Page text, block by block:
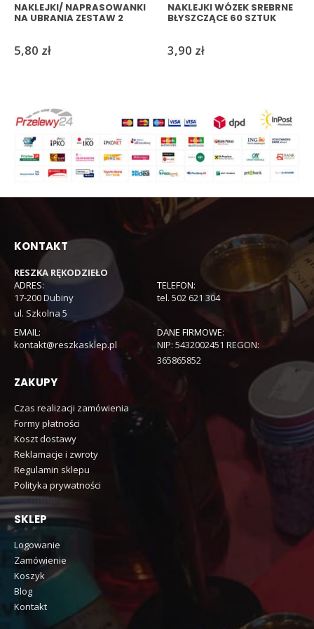
NAKLEJKI/ NAPRASOWANKI
NA UBRANIA ZESTAW 2
5,80 zł
NAKLEJKI WÓZEK SREBRNE
BŁYSZCZĄCE 60 SZTUK
3,90 zł
KONTAKT
RESZKA RĘKODZIEŁO
ADRES:
17-200 Dubiny
ul. Szkolna 5
TELEFON:
tel. 502 621 304
EMAIL:
kontakt@reszkasklep.pl
DANE FIRMOWE:
NIP: 5432002451 REGON:
365865852
ZAKUPY
Czas realizacji zamówienia
Formy płatności
Koszt dostawy
Reklamacje i zwroty
Regulamin sklepu
Polityka prywatności
SKLEP
Logowanie
Zamówienie
Koszyk
Blog
Kontakt